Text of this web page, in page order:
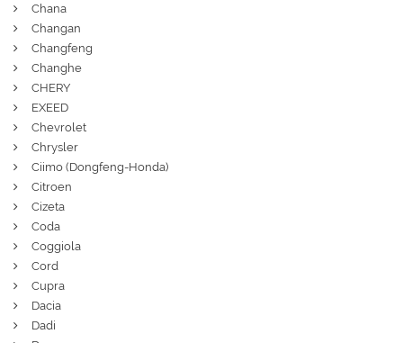
Chana
Changan
Changfeng
Changhe
CHERY
EXEED
Chevrolet
Chrysler
Ciimo (Dongfeng-Honda)
Citroen
Cizeta
Coda
Coggiola
Cord
Cupra
Dacia
Dadi